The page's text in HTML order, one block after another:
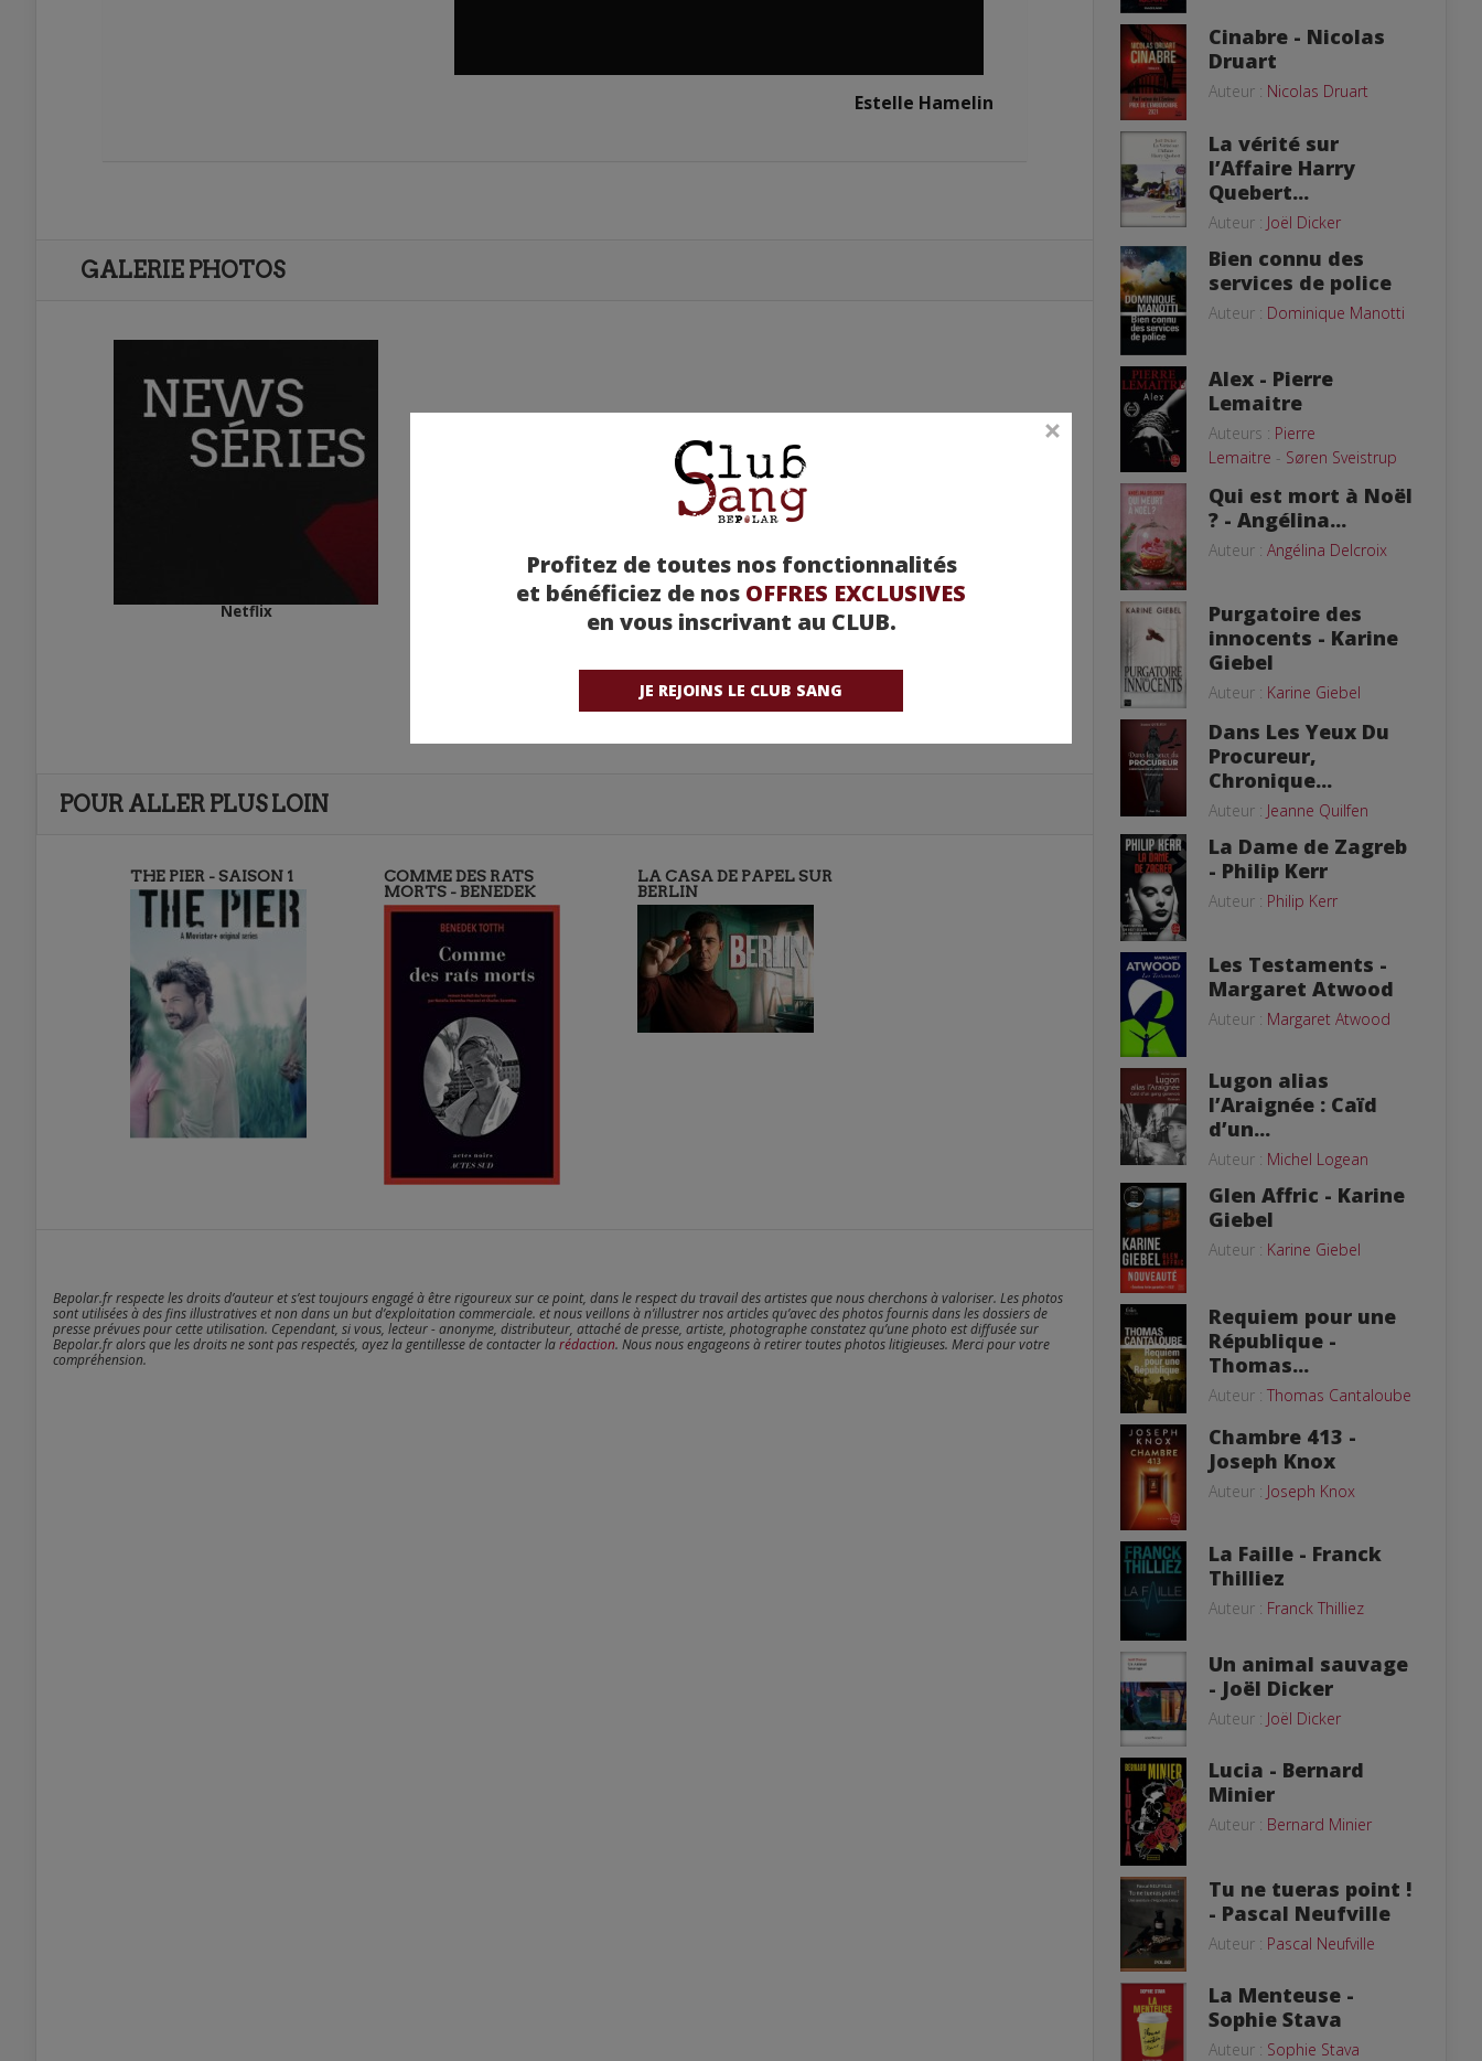
Profitez de toutes nos fonctionnalités
et bénéficiez de nos OFFRES EXCLUSIVES
en vous inscrivant au CLUB.
JE REJOINS LE CLUB SANG
Estelle Hamelin
GALERIE PHOTOS
Netflix
POUR ALLER PLUS LOIN
THE PIER - SAISON 1
COMME DES RATS
MORTS - BENEDEK
LA CASA DE PAPEL SUR
BERLIN
Bepolar.fr respecte les droits d’auteur et s’est toujours engagé à être rigoureux sur ce point, dans le respect du travail des artistes que nous cherchons à valoriser. Les photos
sont utilisées à des fins illustratives et non dans un but d’exploitation commerciale. et nous veillons à n’illustrer nos articles qu’avec des photos fournis dans les dossiers de
presse prévues pour cette utilisation. Cependant, si vous, lecteur - anonyme, distributeur, attaché de presse, artiste, photographe constatez qu’une photo est diffusée sur
Bepolar.fr alors que les droits ne sont pas respectés, ayez la gentillesse de contacter larédaction. Nous nous engageons à retirer toutes photos litigieuses. Merci pour votre
compréhension.
Cinabre - Nicolas
Druart
Auteur : Nicolas Druart
La vérité sur
l’Affaire Harry
Quebert...
Auteur : Joël Dicker
Bien connu des
services de police
Auteur : Dominique Manotti
Alex - Pierre
Lemaitre
Auteurs : Pierre
Lemaitre - Søren Sveistrup
Qui est mort à Noël
? - Angélina...
Auteur : Angélina Delcroix
Purgatoire des
innocents - Karine
Giebel
Auteur : Karine Giebel
Dans Les Yeux Du
Procureur,
Chronique...
Auteur : Jeanne Quilfen
La Dame de Zagreb
- Philip Kerr
Auteur : Philip Kerr
Les Testaments -
Margaret Atwood
Auteur : Margaret Atwood
Lugon alias
l’Araignée : Caïd
d’un...
Auteur : Michel Logean
Glen Affric - Karine
Giebel
Auteur : Karine Giebel
Requiem pour une
République -
Thomas...
Auteur : Thomas Cantaloube
Chambre 413 -
Joseph Knox
Auteur : Joseph Knox
La Faille - Franck
Thilliez
Auteur : Franck Thilliez
Un animal sauvage
- Joël Dicker
Auteur : Joël Dicker
Lucia - Bernard
Minier
Auteur : Bernard Minier
Tu ne tueras point !
- Pascal Neufville
Auteur : Pascal Neufville
La Menteuse -
Sophie Stava
Auteur : Sophie Stava